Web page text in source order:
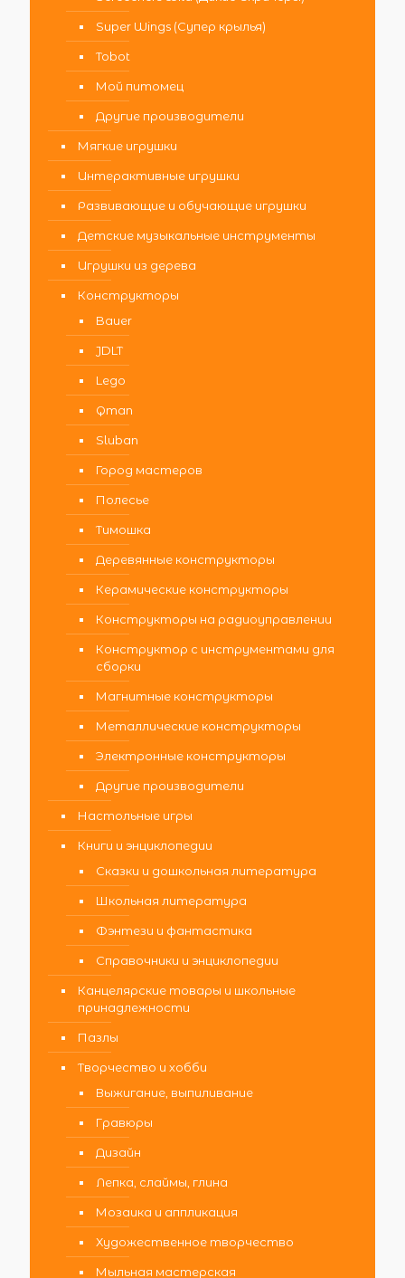
Super Wings (Супер крылья)
Tobot
Мой питомец
Другие производители
Мягкие игрушки
Интерактивные игрушки
Развивающие и обучающие игрушки
Детские музыкальные инструменты
Игрушки из дерева
Конструкторы
Bauer
JDLT
Lego
Qman
Sluban
Город мастеров
Полесье
Тимошка
Деревянные конструкторы
Керамические конструкторы
Конструкторы на радиоуправлении
Конструктор с инструментами для
сборки
Магнитные конструкторы
Металлические конструкторы
Электронные конструкторы
Другие производители
Настольные игры
Книги и энциклопедии
Сказки и дошкольная литература
Школьная литература
Фэнтези и фантастика
Справочники и энциклопедии
Канцелярские товары и школьные
принадлежности
Пазлы
Творчество и хобби
Выжигание, выпиливание
Гравюры
Дизайн
Лепка, слаймы, глина
Мозаика и аппликация
Художественное творчество
Мыльная мастерская